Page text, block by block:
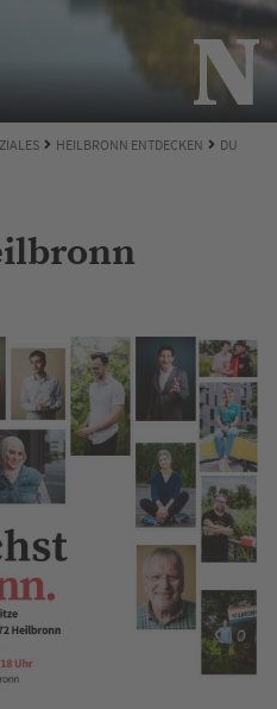
HEILBRONN ENTDECKEN
DU